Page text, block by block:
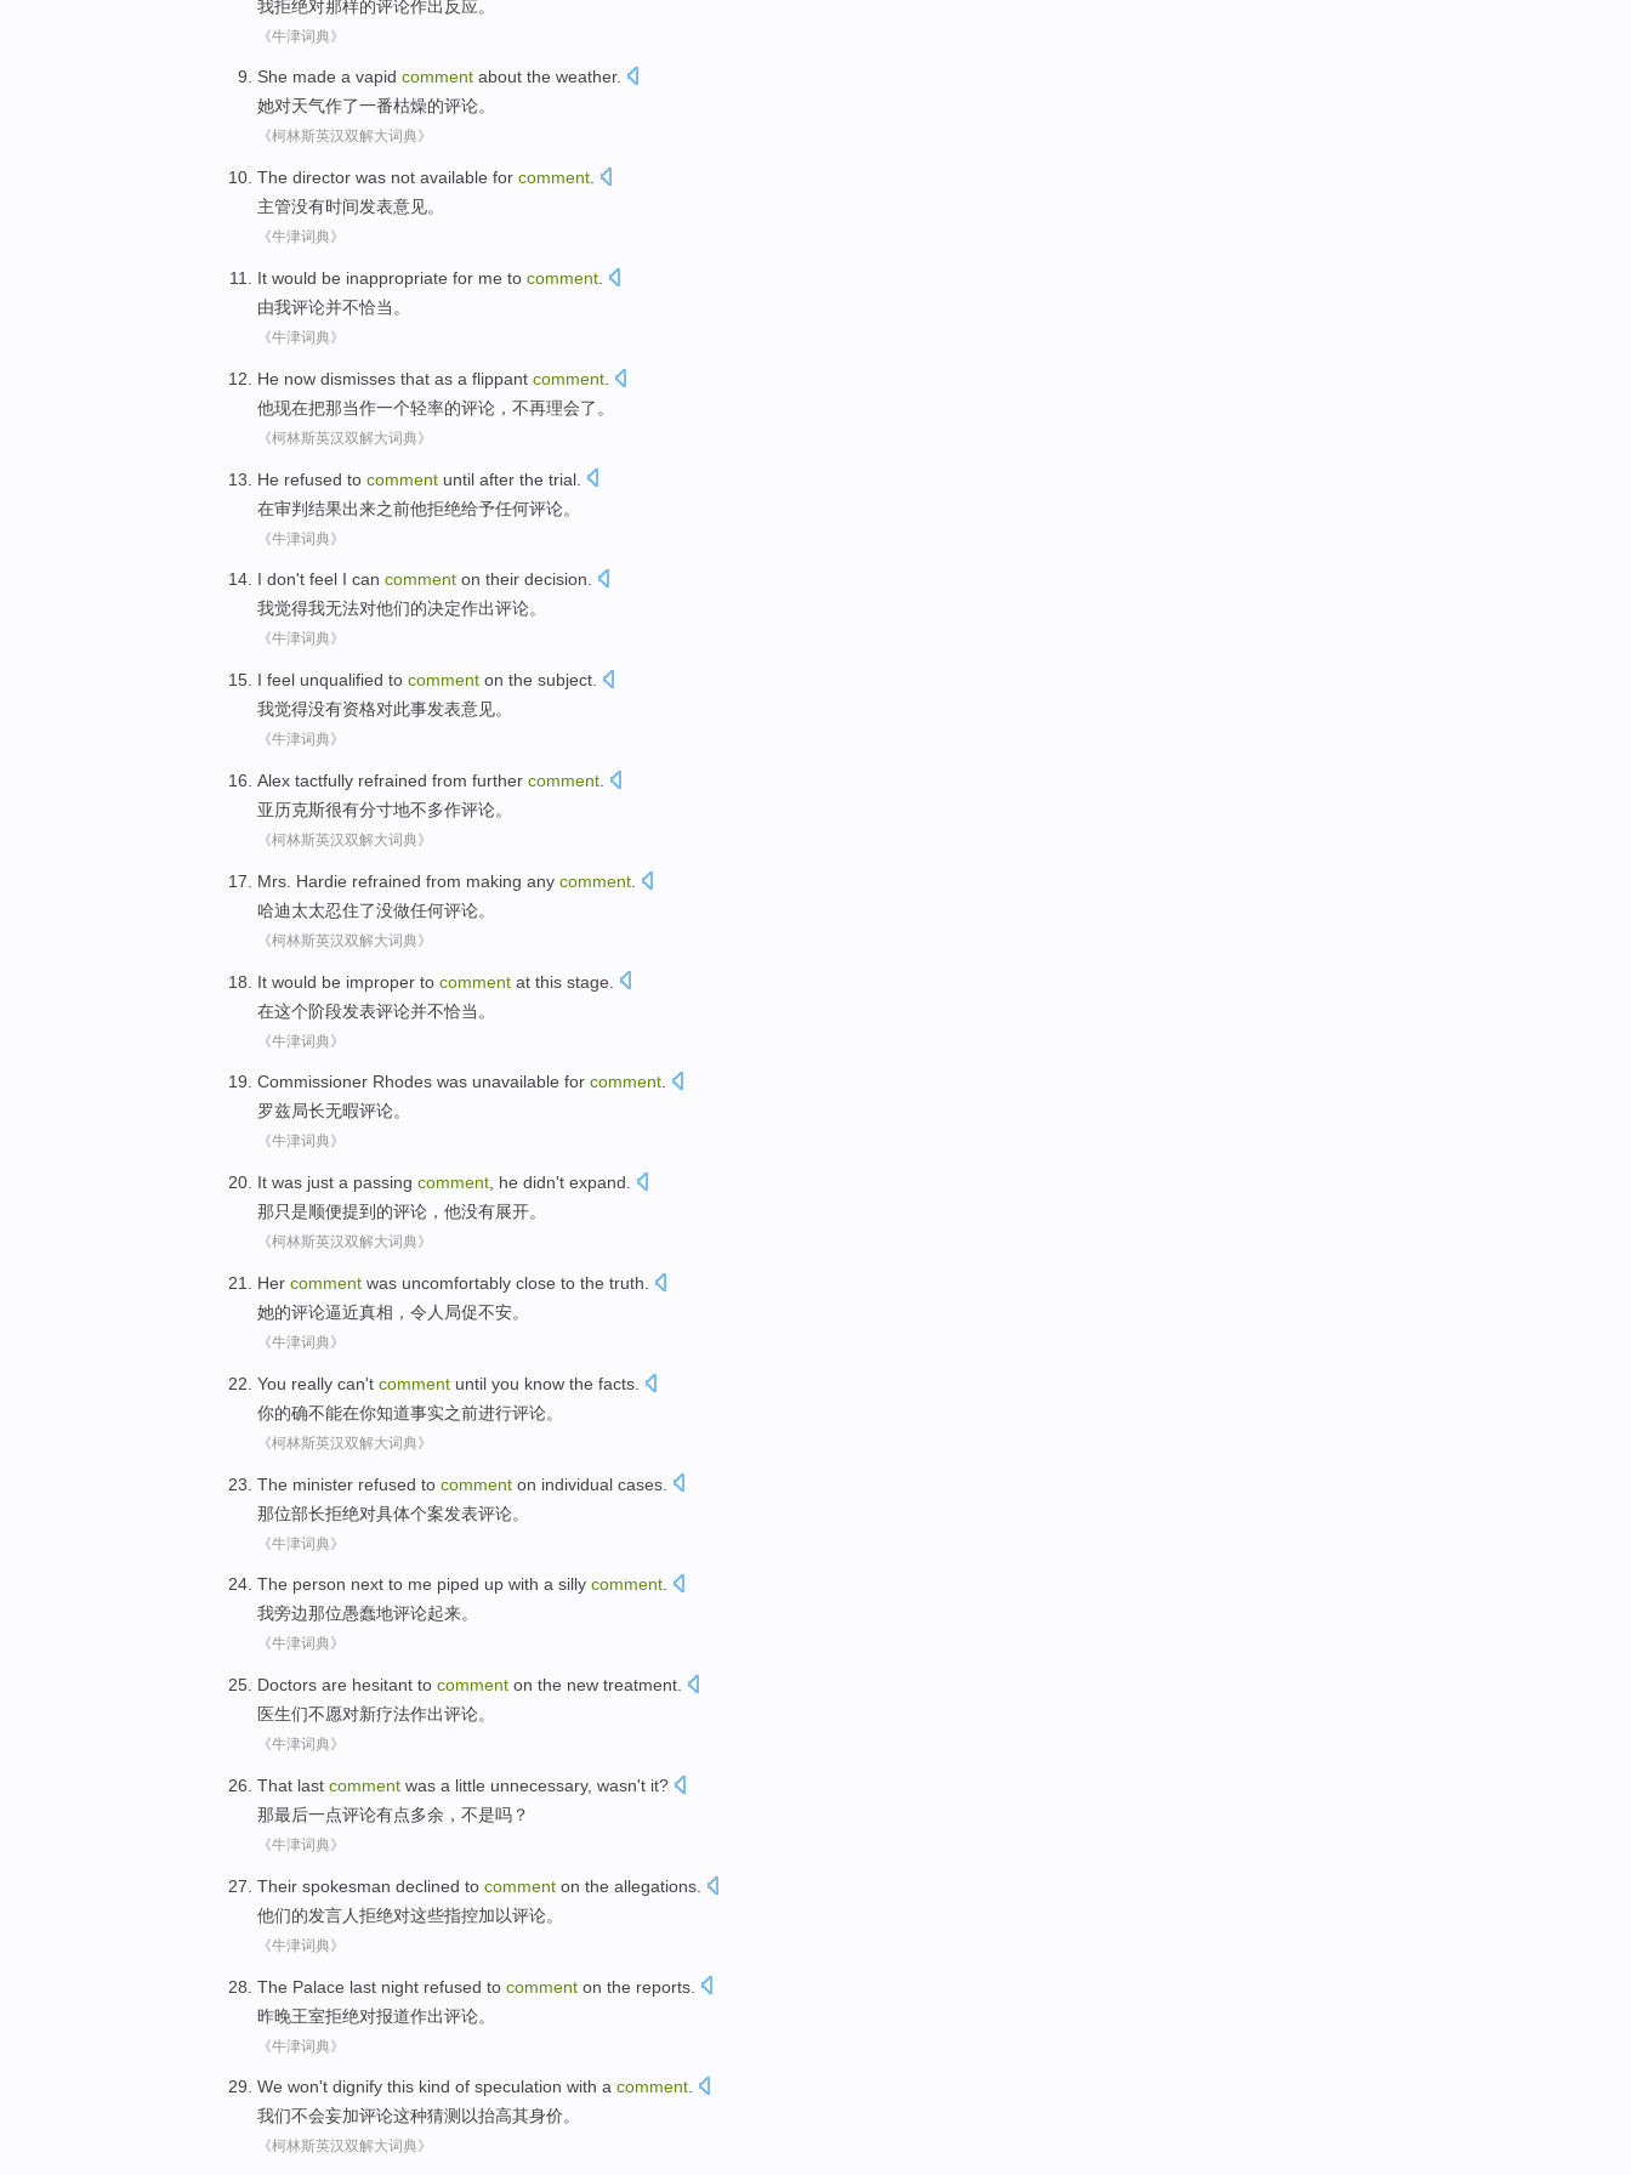
我拒绝对那样的评论作出反应。
《牛津词典》
She made a vapid comment about the weather.
她对天气作了一番枯燥的评论。
《柯林斯英汉双解大词典》
The director was not available for comment
主管没有时间发表意见。
《牛津词典》
It would be inappropriate for me to comment
由我评论并不恰当。
《牛津词典》
He now dismisses that as a flippant comment
他现在把那当作一个轻率的评论 ，不再理会了。
《柯林斯英汉双解大词典》
He refused to comment until after the trial
在审判结果出来之前他拒绝给予任何评论。
《牛津词典》
I don't feel I can comment on their decision.
我觉得我无法对他们的决定作出评论。
《牛津词典》
I feel unqualified to comment on the subject.
我觉得没有资格对此事发表意见。
《牛津词典》
Alex tactfully refrained from further comment
亚历克斯很有分寸地不多作评论。
《柯林斯英汉双解大词典》
Mrs. Hardie refrained from making any comment
哈迪太太忍住了没做任何评论。
《柯林斯英汉双解大词典》
It would be improper to comment at this stage
在这个阶段发表评论并不恰当 。
《牛津词典》
Commissioner Rhodes was unavailable for comment.
罗兹局长无暇评论。
《牛津词典》
It was just a passing comment he didn't expand
那只是顺便提到的评论 ， 他没有展开。
《柯林斯英汉双解大词典》
Her comment was uncomfortably close to the truth
她的评论逼近真相，令人 局促不安。
《牛津词典》
You really can't comment until you know the facts
你的确不能在你知道事实之前进行评论。
《柯林斯英汉双解大词典》
The minister refused to comment on individual cases
那位部长拒绝对具体个案发表评论。
《牛津词典》
The person next to me piped up with a silly comment.
我旁边那位愚蠢地评论起来。
《牛津词典》
Doctors are hesitant to comment on the new treatment
医生们不愿对新疗法作出评论。
《牛津词典》
That last comment was a little unnecessary, wasn't it?
那最后一点评论有点多余 ， 不是吗？
《牛津词典》
Their spokesman declined to comment on the allegations
他们的发言人拒绝对这些指控加以评论。
《牛津词典》
The Palace last night refused to comment on the reports
昨晚王室拒绝对报道作出评论。
《牛津词典》
We won't dignify this kind of speculation with a comment.
我们不会妄加评论这种猜测 以抬高其身价。
《柯林斯英汉双解大词典》